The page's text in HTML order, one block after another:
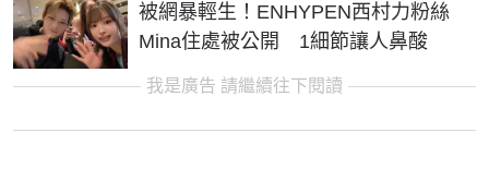
被網暴輕生！ENHYPEN西村力粉絲
Mina住處被公開 1細節讓人鼻酸
我是廣告 請繼續往下閱讀